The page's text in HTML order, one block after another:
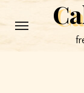
to